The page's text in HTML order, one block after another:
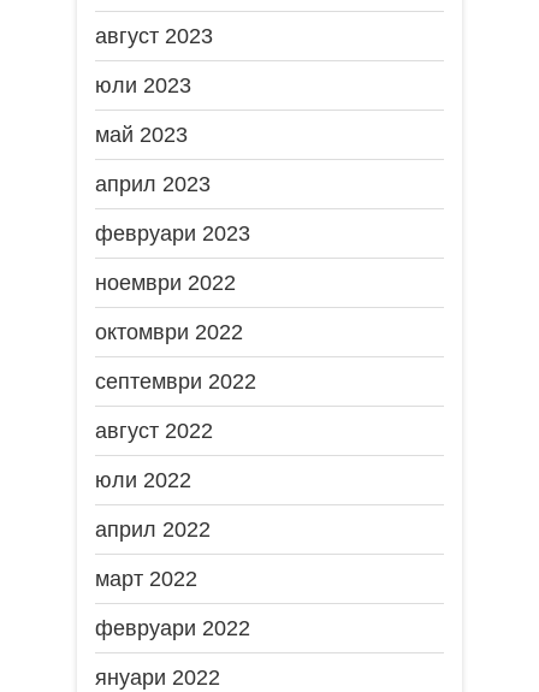
август 2023
юли 2023
май 2023
април 2023
февруари 2023
ноември 2022
октомври 2022
септември 2022
август 2022
юли 2022
април 2022
март 2022
февруари 2022
януари 2022